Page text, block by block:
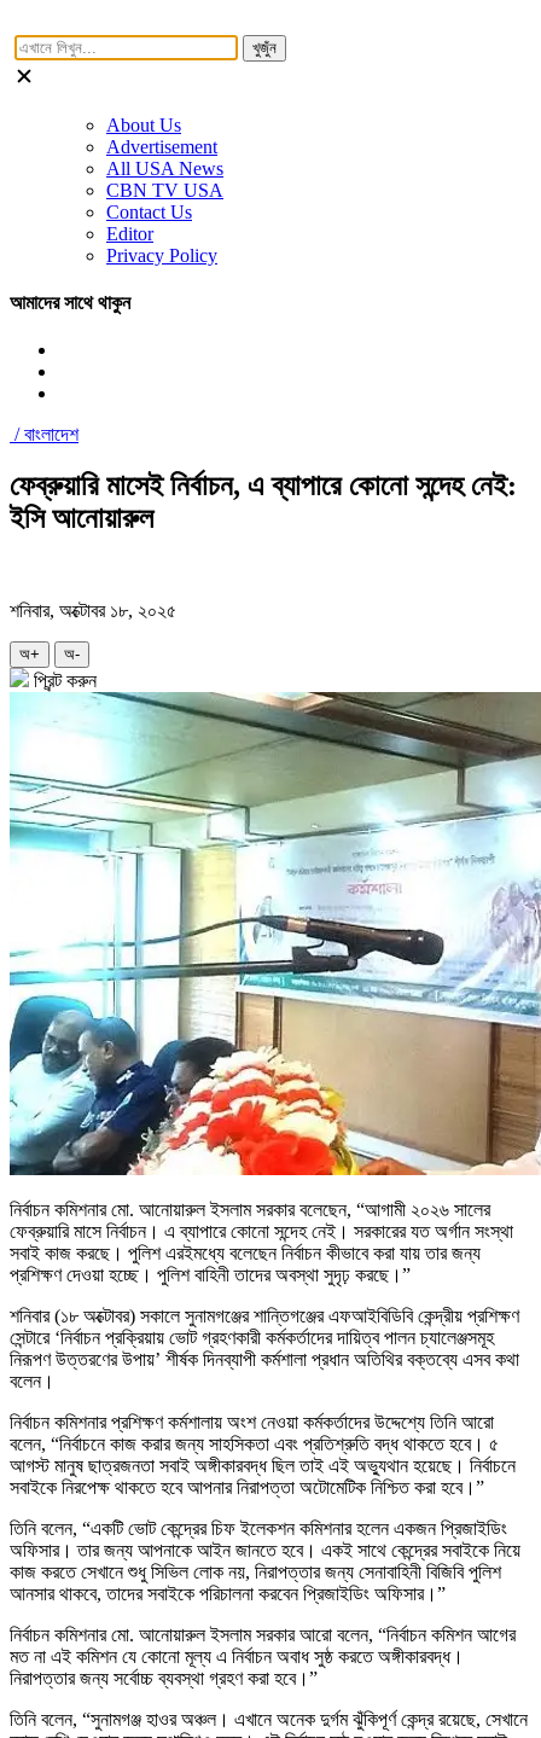
খুজুঁন
About Us
Advertisement
All USA News
CBN TV USA
Contact Us
Editor
Privacy Policy
আমাদের সাথে থাকুন
/বাংলাদেশ
ফেব্রুয়ারি মাসেই নির্বাচন, এ ব্যাপারে কোনো সন্দেহ নেই:
ইসি আনোয়ারুল
শনিবার, অক্টোবর ১৮, ২০২৫
অ+ অ-
প্রিন্ট করুন
নির্বাচন কমিশনার মো. আনোয়ারুল ইসলাম সরকার বলেছেন, “আগামী ২০২৬ সালের
ফেব্রুয়ারি মাসে নির্বাচন। এ ব্যাপারে কোনো সন্দেহ নেই। সরকারের যত অর্গান সংস্থা
সবাই কাজ করছে। পুলিশ এরইমধ্যে বলেছেন নির্বাচন কীভাবে করা যায় তার জন্য
প্রশিক্ষণ দেওয়া হচ্ছে। পুলিশ বাহিনী তাদের অবস্থা সুদৃঢ় করছে।”
শনিবার (১৮ অক্টোবর) সকালে সুনামগঞ্জের শান্তিগঞ্জের এফআইবিডিবি কেন্দ্রীয় প্রশিক্ষণ
সেন্টারে ‘নির্বাচন প্রক্রিয়ায় ভোট গ্রহণকারী কর্মকর্তাদের দায়িত্ব পালন চ্যালেঞ্জসমূহ
নিরূপণ উত্তরণের উপায়’ শীর্ষক দিনব্যাপী কর্মশালা প্রধান অতিথির বক্তব্যে এসব কথা
বলেন।
নির্বাচন কমিশনার প্রশিক্ষণ কর্মশালায় অংশ নেওয়া কর্মকর্তাদের উদ্দেশ্যে তিনি আরো
বলেন, “নির্বাচনে কাজ করার জন্য সাহসিকতা এবং প্রতিশ্রুতি বদ্ধ থাকতে হবে। ৫
আগস্ট মানুষ ছাত্রজনতা সবাই অঙ্গীকারবদ্ধ ছিল তাই এই অভ্যুথান হয়েছে। নির্বাচনে
সবাইকে নিরপেক্ষ থাকতে হবে আপনার নিরাপত্তা অটোমেটিক নিশ্চিত করা হবে।”
তিনি বলেন, “একটি ভোট কেন্দ্রের চিফ ইলেকশন কমিশনার হলেন একজন প্রিজাইডিং
অফিসার। তার জন্য আপনাকে আইন জানতে হবে। একই সাথে কেন্দ্রের সবাইকে নিয়ে
কাজ করতে সেখানে শুধু সিভিল লোক নয়, নিরাপত্তার জন্য সেনাবাহিনী বিজিবি পুলিশ
আনসার থাকবে, তাদের সবাইকে পরিচালনা করবেন প্রিজাইডিং অফিসার।”
নির্বাচন কমিশনার মো. আনোয়ারুল ইসলাম সরকার আরো বলেন, “নির্বাচন কমিশন আগের
মত না এই কমিশন যে কোনো মূল্য এ নির্বাচন অবাধ সুষ্ঠ করতে অঙ্গীকারবদ্ধ।
নিরাপত্তার জন্য সর্বোচ্চ ব্যবস্থা গ্রহণ করা হবে।”
তিনি বলেন, “সুনামগঞ্জ হাওর অঞ্চল। এখানে অনেক দুর্গম ঝুঁকিপূর্ণ কেন্দ্র রয়েছে, সেখানে